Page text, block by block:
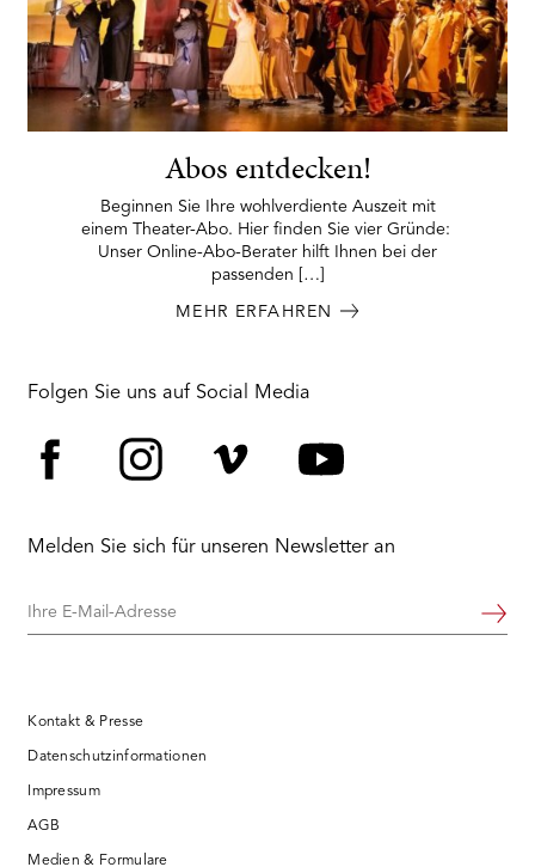
Abos entdecken!
Beginnen Sie Ihre wohlverdiente Auszeit mit
einem Theater-Abo. Hier finden Sie vier Gründe:
Unser Online-Abo-Berater hilft Ihnen bei der
passenden […]
MEHR ERFAHREN
Folgen Sie uns auf Social Media
Melden Sie sich für unseren Newsletter an
Ihre
Weiter
Kontakt & Presse
Datenschutzinformationen
Impressum
AGB
Medien & Formulare